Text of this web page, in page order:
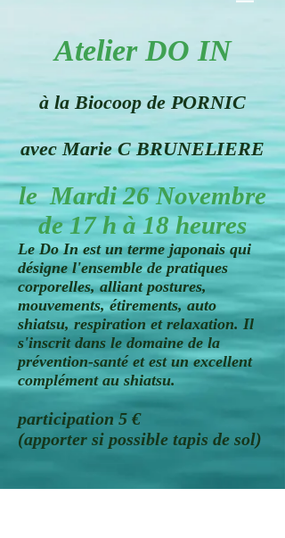
Atelier DO IN
à la Biocoop de PORNIC
avec Marie C BRUNELIERE
le Mardi 26 Novembre
de 17 h à 18 heures
Le Do In est un terme japonais qui
désigne l'ensemble de pratiques
corporelles, alliant postures,
mouvements, étirements, auto
shiatsu, respiration et relaxation. Il
s'inscrit dans le domaine de la
prévention-santé et est un excellent
complément au shiatsu.
participation 5 €
(apporter si possible tapis de sol)